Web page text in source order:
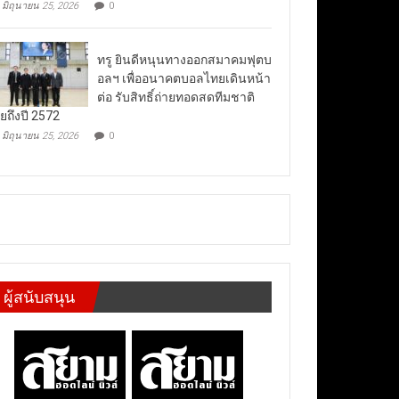
มิถุนายน 25, 2026 0
ทรู ยินดีหนุนทางออกสมาคมฟุตบ
อลฯ เพื่ออนาคตบอลไทยเดินหน้า
ต่อ รับสิทธิ์ถ่ายทอดสดทีมชาติ
ถึงปี 2572
มิถุนายน 25, 2026 0
ผู้สนับสนุน